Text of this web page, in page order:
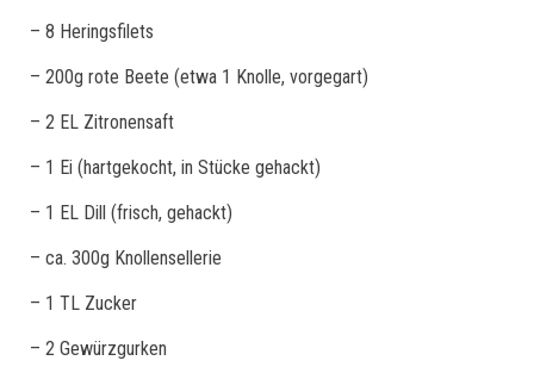
– 8 Heringsfilets
– 200g rote Beete (etwa 1 Knolle, vorgegart)
– 2 EL Zitronensaft
– 1 Ei (hartgekocht, in Stücke gehackt)
– 1 EL Dill (frisch, gehackt)
– ca. 300g Knollensellerie
– 1 TL Zucker
– 2 Gewürzgurken